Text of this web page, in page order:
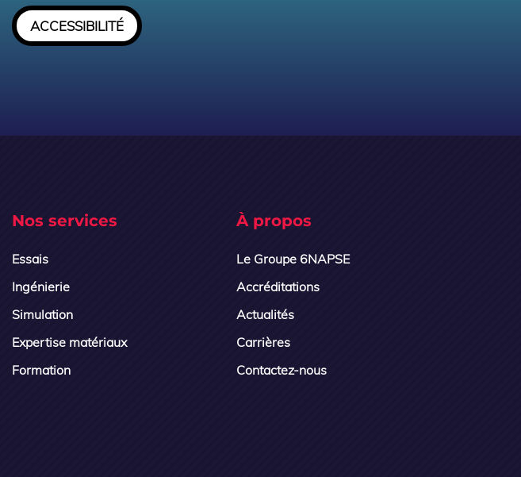
ACCESSIBILITÉ
Nos services
Essais
Ingénierie
Simulation
Expertise matériaux
Formation
À propos
Le Groupe 6NAPSE
Accréditations
Actualités
Carrières
Contactez-nous